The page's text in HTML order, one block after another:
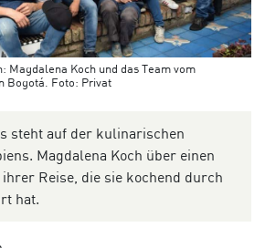
Magdalena Koch und das Team vom
Bogotá. Foto: Privat
steht auf der kulinarischen
Magdalena Koch über einen
Reise, die sie kochend durch
hat.